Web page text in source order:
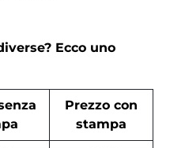
Ecco uno
Prezzo con
stampa